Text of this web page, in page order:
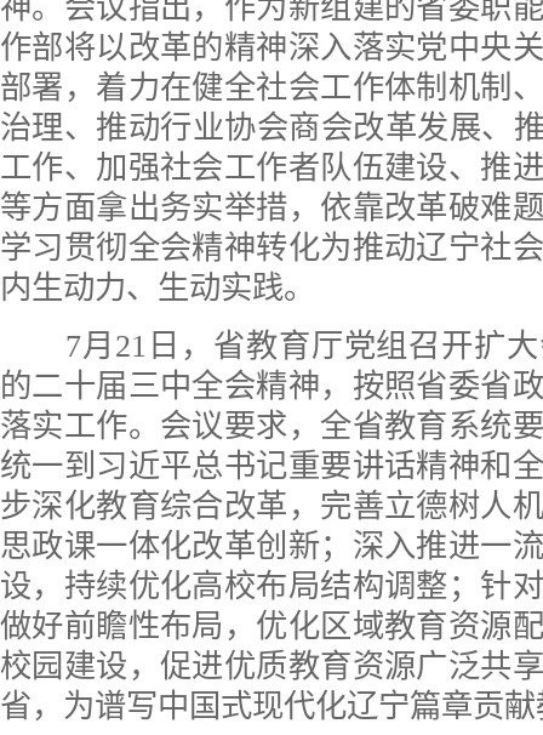
神。会议指出，作为新组建的省委职
作部将以改革的精神深入落实党中央
部署，着力在健全社会工作体制机制
治理、推动行业协会商会改革发展、
工作、加强社会工作者队伍建设、推
等方面拿出务实举措，依靠改革破难
学习贯彻全会精神转化为推动辽宁社
内生动力、生动实践。
7月21日，省教育厅党组召开扩大
的二十届三中全会精神，按照省委省
落实工作。会议要求，全省教育系统
统一到习近平总书记重要讲话精神和
步深化教育综合改革，完善立德树人
思政课一体化改革创新；深入推进一
设，持续优化高校布局结构调整；针
做好前瞻性布局，优化区域教育资源
校园建设，促进优质教育资源广泛共
省，为谱写中国式现代化辽宁篇章贡